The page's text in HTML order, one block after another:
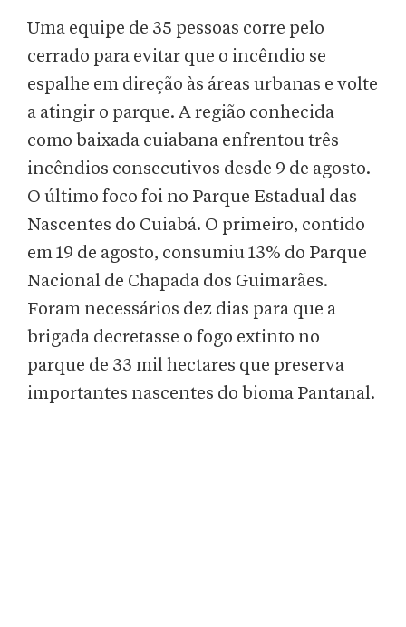
Uma equipe de 35 pessoas corre pelo
cerrado para evitar que o incêndio se
espalhe em direção às áreas urbanas e volte
a atingir o parque. A região conhecida
como baixada cuiabana enfrentou três
incêndios consecutivos desde 9 de agosto.
O último foco foi no Parque Estadual das
Nascentes do Cuiabá. O primeiro, contido
em 19 de agosto, consumiu 13% do Parque
Nacional de Chapada dos Guimarães.
Foram necessários dez dias para que a
brigada decretasse o fogo extinto no
parque de 33 mil hectares que preserva
importantes nascentes do bioma Pantanal.